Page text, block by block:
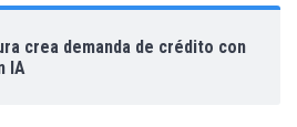
crea demanda de crédito con
IA